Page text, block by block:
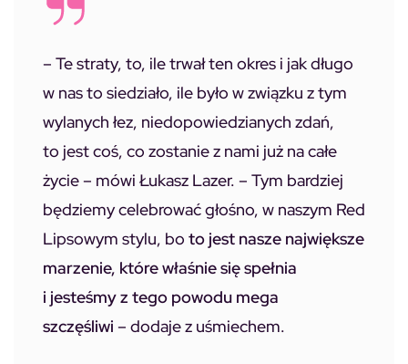
– Te straty, to, ile trwał ten okres i jak długo
w nas to siedziało, ile było w związku z tym
wylanych łez, niedopowiedzianych zdań,
to jest coś, co zostanie z nami już na całe
życie – mówi Łukasz Lazer. – Tym bardziej
będziemy celebrować głośno, w naszym Red
Lipsowym stylu, bo to jest nasze największe
marzenie, które właśnie się spełnia
i jesteśmy z tego powodu mega
szczęśliwi – dodaje z uśmiechem.